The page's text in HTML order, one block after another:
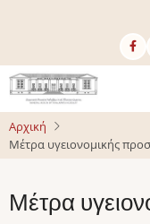
κυρίως
περιεχόμενο
Αρχική
Μέτρα υγειονομικής
Μέτρα